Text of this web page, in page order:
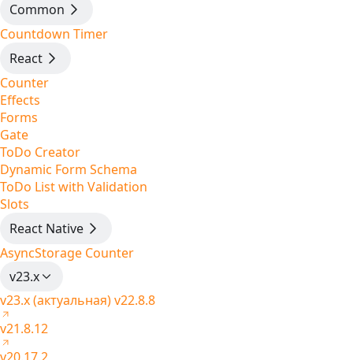
Common
Countdown Timer
React
Counter
Effects
Forms
Gate
ToDo Creator
Dynamic Form Schema
ToDo List with Validation
Slots
React Native
AsyncStorage Counter
v23.x
v23.x (актуальная)v22.8.8
v21.8.12